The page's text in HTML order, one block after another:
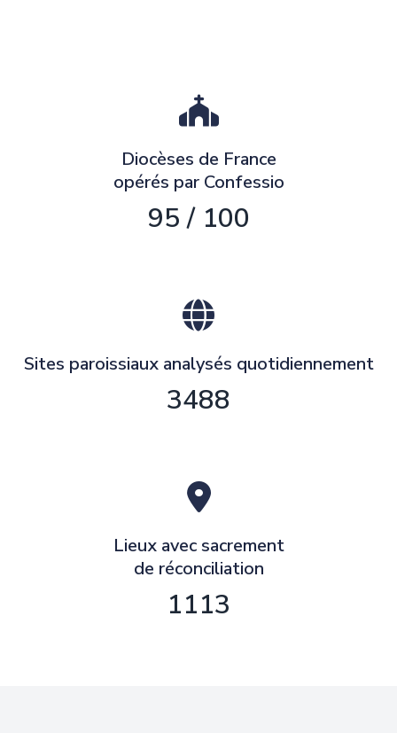
Diocèses de France
opérés par Confessio
95 / 100
Sites paroissiaux analysés quotidiennement
3488
Lieux avec sacrement
de réconciliation
1113